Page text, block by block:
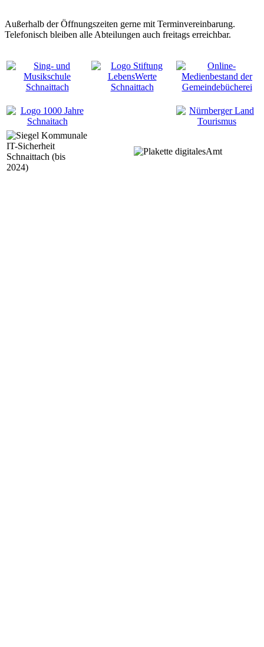
Außerhalb der Öffnungszeiten gerne mit Terminvereinbarung.
Telefonisch bleiben alle Abteilungen auch freitags erreichbar.